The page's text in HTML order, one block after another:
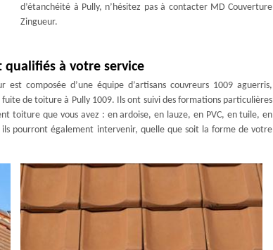
d’étanchéité à Pully, n’hésitez pas à contacter MD Couverture
Zingueur.
qualifiés à votre service
composée d’une équipe d’artisans couvreurs 1009 aguerris,
de toiture à Pully 1009. Ils ont suivi des formations particulières
toiture que vous avez : en ardoise, en lauze, en PVC, en tuile, en
pourront également intervenir, quelle que soit la forme de votre